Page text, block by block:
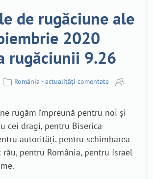
de rugăciune ale
2020
rugăciunii 9.26
România - actualități comentate
rugăm împreună pentru noi și
cei dragi, pentru Biserica
autorități, pentru schimbarea
rău, pentru România, pentru Israel